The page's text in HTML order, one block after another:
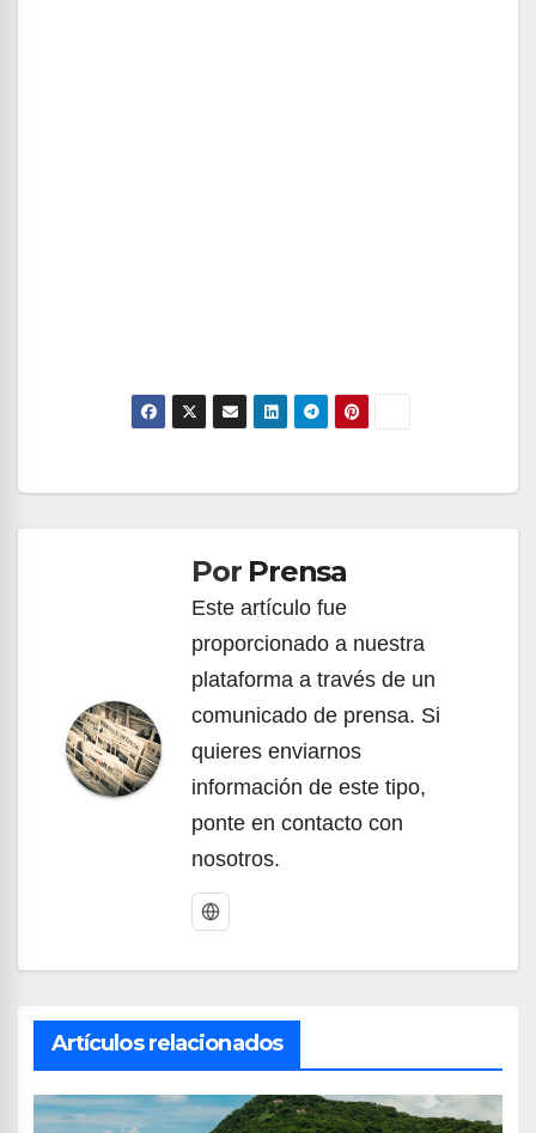
Navegación
entradasPor Prensa
Este artículo fue
proporcionado a nuestra
plataforma a través de un
comunicado de prensa. Si
quieres enviarnos
información de este tipo,
ponte en contacto con
nosotros.
Artículos relacionados